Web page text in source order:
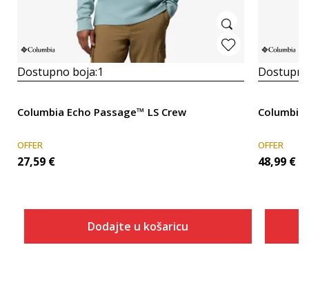
Dostupno boja:1
Columbia Echo Passage™ LS Crew
OFFER
27,59 €
Dodajte u košaricu
OFFER
48,99 €